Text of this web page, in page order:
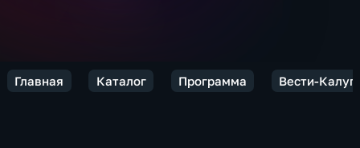
Главная Каталог Программа Вести-